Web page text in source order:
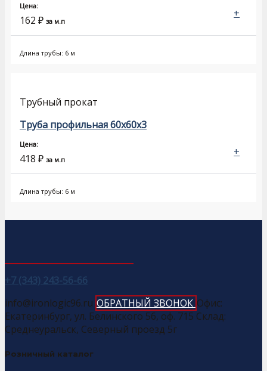
Цена:
162 ₽ за м.п
Длина трубы: 6 м
+
Трубный прокат
Труба профильная 60х60х3
Цена:
418 ₽ за м.п
Длина трубы: 6 м
+
+7 (343) 243-56-66
info@ironlogic96.ru ОБРАТНЫЙ ЗВОНОК Офис:
Екатеринбург, ул. Белинского 56, оф. 715 Склад:
Среднеуральск, Северный проезд 5г
Розничный каталог